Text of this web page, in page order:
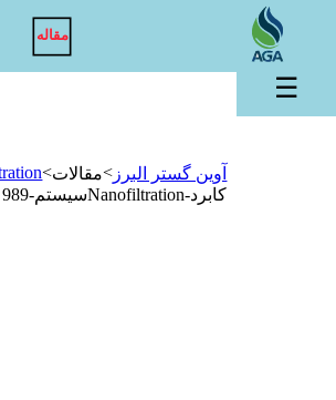
مقاله
آوین گستر البرز >مقالات>
کابرد-Nanofiltrationسیستم-989
☰